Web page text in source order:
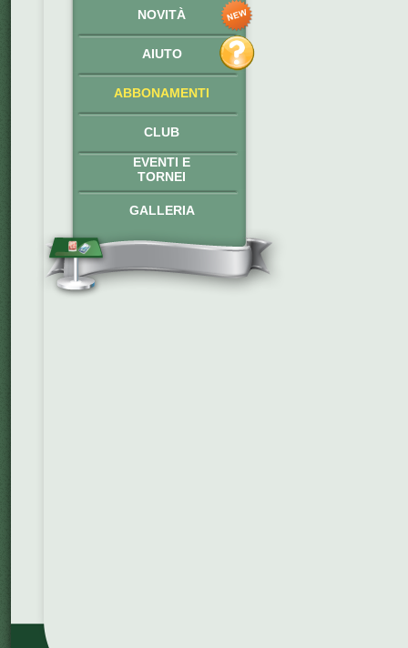
NOVITÀ
AIUTO
ABBONAMENTI
CLUB
EVENTI E
TORNEI
GALLERIA